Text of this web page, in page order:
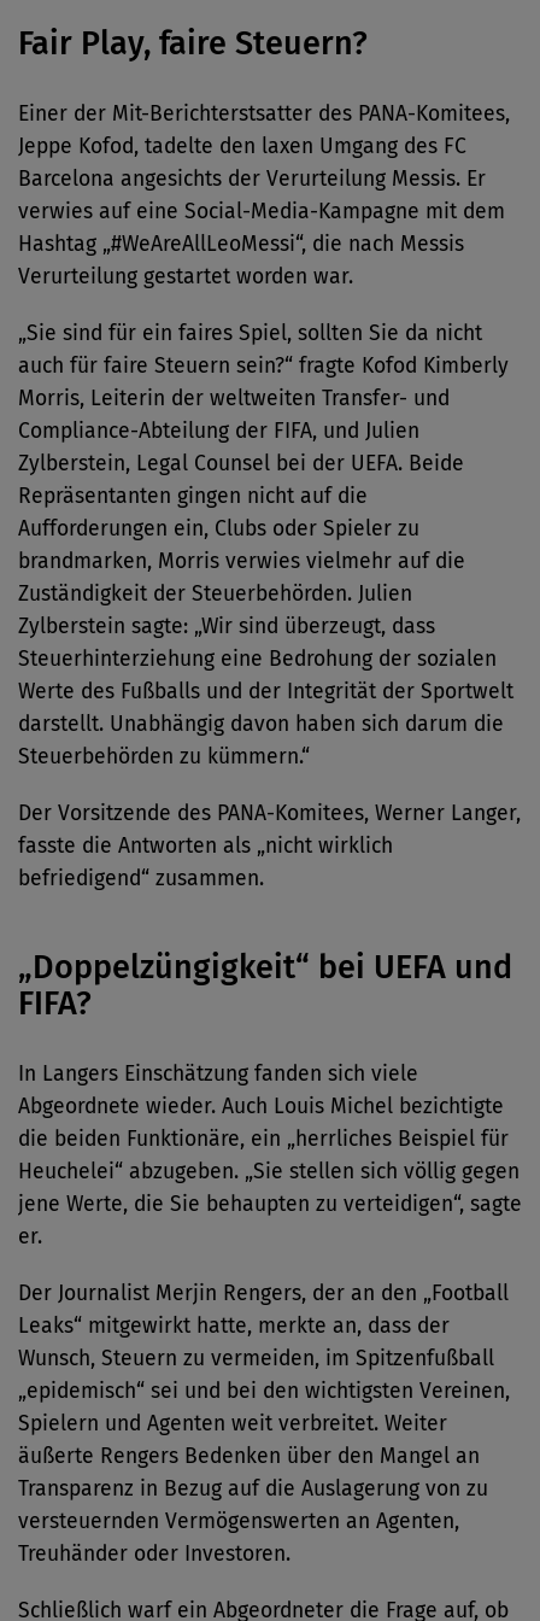
Fair Play, faire Steuern?
Einer der Mit-Berichterstsatter des PANA-Komitees,
Jeppe Kofod, tadelte den laxen Umgang des FC
Barcelona angesichts der Verurteilung Messis. Er
verwies auf eine Social-Media-Kampagne mit dem
Hashtag „#WeAreAllLeoMessi“, die nach Messis
Verurteilung gestartet worden war.
„Sie sind für ein faires Spiel, sollten Sie da nicht
auch für faire Steuern sein?“ fragte Kofod Kimberly
Morris, Leiterin der weltweiten Transfer- und
Compliance-Abteilung der FIFA, und Julien
Zylberstein, Legal Counsel bei der UEFA. Beide
Repräsentanten gingen nicht auf die
Aufforderungen ein, Clubs oder Spieler zu
brandmarken, Morris verwies vielmehr auf die
Zuständigkeit der Steuerbehörden. Julien
Zylberstein sagte: „Wir sind überzeugt, dass
Steuerhinterziehung eine Bedrohung der sozialen
Werte des Fußballs und der Integrität der Sportwelt
darstellt. Unabhängig davon haben sich darum die
Steuerbehörden zu kümmern.“
Der Vorsitzende des PANA-Komitees, Werner Langer,
fasste die Antworten als „nicht wirklich
befriedigend“ zusammen.
„Doppelzüngigkeit“ bei UEFA und
FIFA?
In Langers Einschätzung fanden sich viele
Abgeordnete wieder. Auch Louis Michel bezichtigte
die beiden Funktionäre, ein „herrliches Beispiel für
Heuchelei“ abzugeben. „Sie stellen sich völlig gegen
jene Werte, die Sie behaupten zu verteidigen“, sagte
er.
Der Journalist Merjin Rengers, der an den „Football
Leaks“ mitgewirkt hatte, merkte an, dass der
Wunsch, Steuern zu vermeiden, im Spitzenfußball
„epidemisch“ sei und bei den wichtigsten Vereinen,
Spielern und Agenten weit verbreitet. Weiter
äußerte Rengers Bedenken über den Mangel an
Transparenz in Bezug auf die Auslagerung von zu
versteuernden Vermögenswerten an Agenten,
Treuhänder oder Investoren.
Schließlich warf ein Abgeordneter die Frage auf, ob